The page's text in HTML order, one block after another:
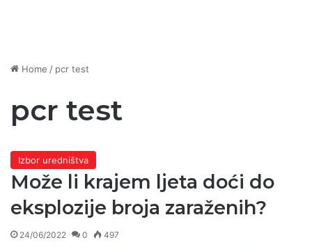
Home / pcr test
pcr test
Izbor uredništva
Može li krajem ljeta doći do
eksplozije broja zaraženih?
24/06/2022 0 497